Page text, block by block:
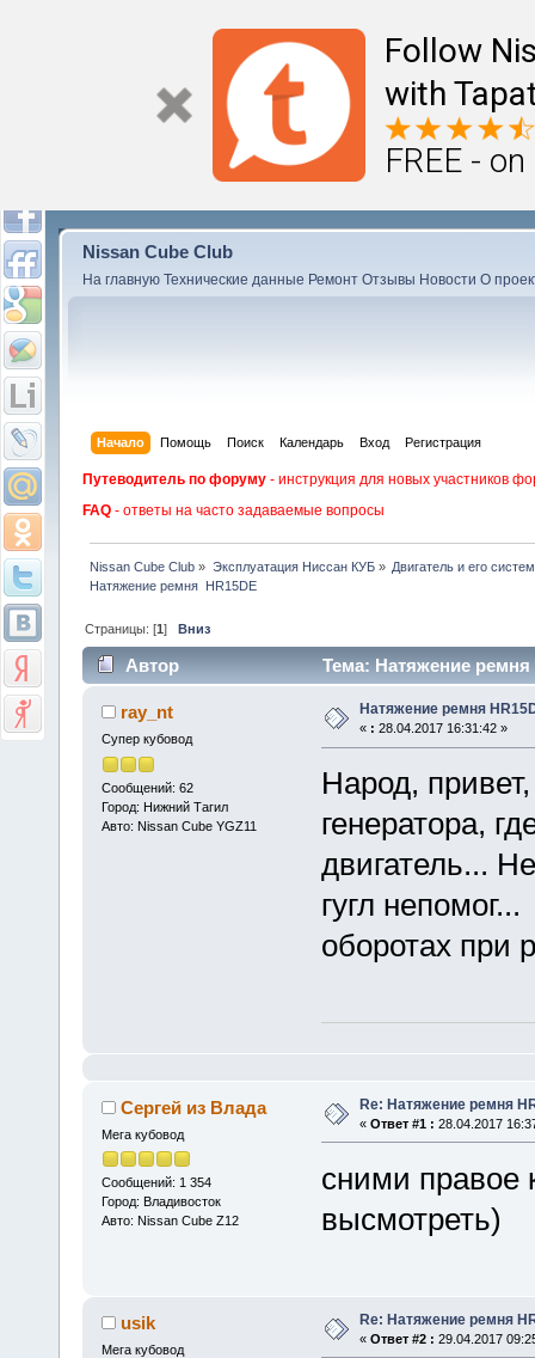
Follow
with
FREE -
Nissan Cube Club
На главную Технические данные Ремонт Отзывы Новости О
Начало Помощь Поиск Календарь Вход Регистрация
Путеводитель по форуму - инструкция для новых участников
FAQ - ответы на часто задаваемые вопросы
Nissan Cube Club » Эксплуатация Ниссан КУБ» Двигатель и его
Натяжение ремня  HR15DE
Страницы: [1]Вниз
Автор Тема: Натяжение ремня
ray_nt
Супер кубовод
Сообщений: 62
Город: Нижний Тагил
Авто: Nissan Cube YGZ11
Натяжение ремня
« : 28.04.2017 16:31:42 »
Народ,
генератора,
двигатель...
гугл
оборотах при
Сергей из Влада
Мега кубовод
Сообщений: 1 354
Город: Владивосток
Авто: Nissan Cube Z12
Re: Натяжение ремня
« Ответ #1 : 28.04.2017
сними правое
высмотреть)
usik
Мега кубовод
Re: Натяжение ремня
« Ответ #2 : 29.04.2017